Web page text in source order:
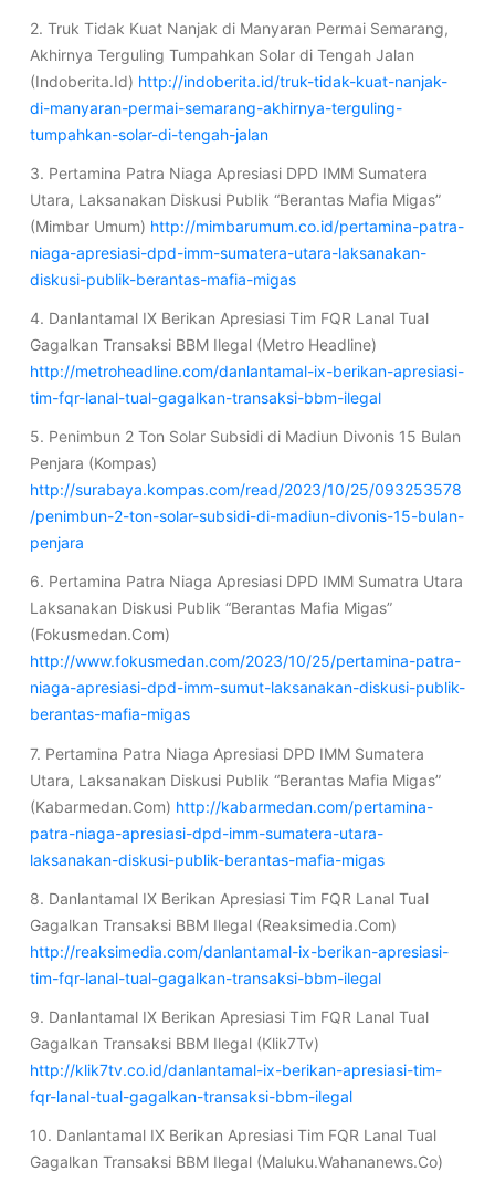
2. Truk Tidak Kuat Nanjak di Manyaran Permai Semarang,
Akhirnya Terguling Tumpahkan Solar di Tengah Jalan
(Indoberita.Id) http://indoberita.id/truk-tidak-kuat-nanjak-
di-manyaran-permai-semarang-akhirnya-terguling-
tumpahkan-solar-di-tengah-jalan
3. Pertamina Patra Niaga Apresiasi DPD IMM Sumatera
Utara, Laksanakan Diskusi Publik “Berantas Mafia Migas”
(Mimbar Umum) http://mimbarumum.co.id/pertamina-patra-
niaga-apresiasi-dpd-imm-sumatera-utara-laksanakan-
diskusi-publik-berantas-mafia-migas
4. Danlantamal IX Berikan Apresiasi Tim FQR Lanal Tual
Gagalkan Transaksi BBM Ilegal (Metro Headline)
http://metroheadline.com/danlantamal-ix-berikan-apresiasi-
tim-fqr-lanal-tual-gagalkan-transaksi-bbm-ilegal
5. Penimbun 2 Ton Solar Subsidi di Madiun Divonis 15 Bulan
Penjara (Kompas)
http://surabaya.kompas.com/read/2023/10/25/093253578
/penimbun-2-ton-solar-subsidi-di-madiun-divonis-15-bulan-
penjara
6. Pertamina Patra Niaga Apresiasi DPD IMM Sumatra Utara
Laksanakan Diskusi Publik “Berantas Mafia Migas”
(Fokusmedan.Com)
http://www.fokusmedan.com/2023/10/25/pertamina-patra-
niaga-apresiasi-dpd-imm-sumut-laksanakan-diskusi-publik-
berantas-mafia-migas
7. Pertamina Patra Niaga Apresiasi DPD IMM Sumatera
Utara, Laksanakan Diskusi Publik “Berantas Mafia Migas”
(Kabarmedan.Com) http://kabarmedan.com/pertamina-
patra-niaga-apresiasi-dpd-imm-sumatera-utara-
laksanakan-diskusi-publik-berantas-mafia-migas
8. Danlantamal IX Berikan Apresiasi Tim FQR Lanal Tual
Gagalkan Transaksi BBM Ilegal (Reaksimedia.Com)
http://reaksimedia.com/danlantamal-ix-berikan-apresiasi-
tim-fqr-lanal-tual-gagalkan-transaksi-bbm-ilegal
9. Danlantamal IX Berikan Apresiasi Tim FQR Lanal Tual
Gagalkan Transaksi BBM Ilegal (Klik7Tv)
http://klik7tv.co.id/danlantamal-ix-berikan-apresiasi-tim-
fqr-lanal-tual-gagalkan-transaksi-bbm-ilegal
10. Danlantamal IX Berikan Apresiasi Tim FQR Lanal Tual
Gagalkan Transaksi BBM Ilegal (Maluku.Wahananews.Co)